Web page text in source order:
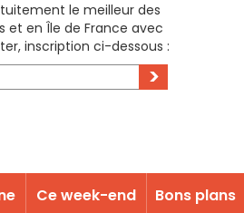
le meilleur des
et en Île de France avec
inscription ci-dessous :
>
Ce week-end Bons plans